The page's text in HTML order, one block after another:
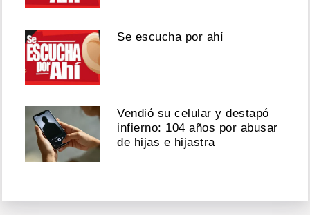
Se escucha por ahí
Vendió su celular y destapó
infierno: 104 años por abusar
de hijas e hijastra